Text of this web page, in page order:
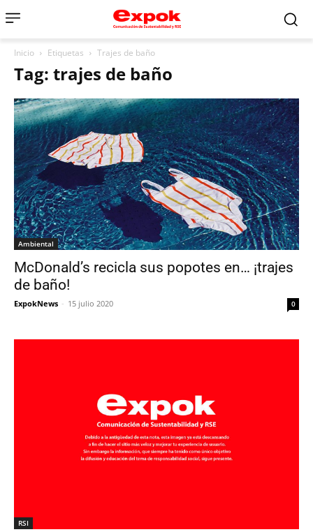
Inicio Etiquetas Trajes de baño
Tag: trajes de baño
Ambiental
McDonald’s recicla sus popotes en… ¡trajes
de baño!
ExpokNews - 15 julio 2020 0
RSI